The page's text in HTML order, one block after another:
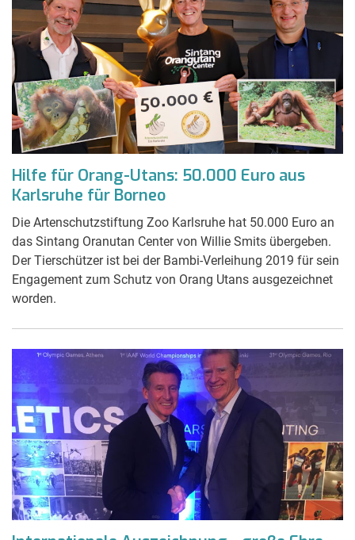
Hilfe für Orang-Utans: 50.000 Euro aus
Karlsruhe für Borneo
Die Artenschutzstiftung Zoo Karlsruhe hat 50.000 Euro an
das Sintang Oranutan Center von Willie Smits übergeben.
Der Tierschützer ist bei der Bambi-Verleihung 2019 für sein
Engagement zum Schutz von Orang Utans ausgezeichnet
worden.